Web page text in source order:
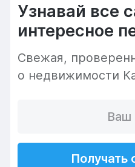
Узнавай все
интересное
Cвежая,
о недвижимости
Получать